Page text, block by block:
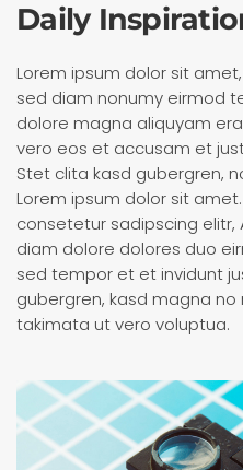
Daily
Lorem ipsum dolor sit
sed diam nonumy eirmod
dolore magna aliquyam
vero eos et accusam et
Stet clita kasd gubergren,
Lorem ipsum dolor sit
consetetur sadipscing
diam dolore dolores duo
sed tempor et et invidunt
gubergren, kasd magna
takimata ut vero voluptua.